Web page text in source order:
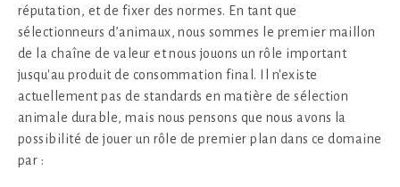
réputation, et de fixer des normes. En tant que
sélectionneurs d’animaux, nous sommes le premier maillon
de la chaîne de valeur et nous jouons un rôle important
jusqu'au produit de consommation final. Il n'existe
actuellement pas de standards en matière de sélection
animale durable, mais nous pensons que nous avons la
possibilité de jouer un rôle de premier plan dans ce domaine
par :